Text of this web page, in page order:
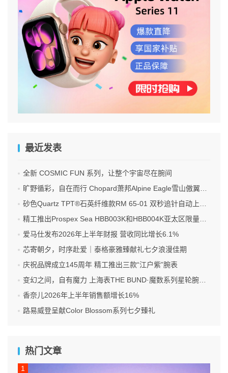
最近发表
全新 COSMIC FUN 系列，让整个宇宙尽在腕间
旷野循彩，自在而行 Chopard萧邦Alpine Eagle雪山傲翼系列时计臻选
砂色Quartz TPT®石英纤维款RM 65-01 双秒追针自动上链计时码表
精工推出Prospex Sea HBB003K和HBB004K亚太区限量版腕表
爱马仕发布2026年上半年财报 营收同比增长6.1%
芯寄朝夕，时序赴爱｜泰格豪雅臻献礼七夕浪漫佳期
庆祝品牌成立145周年 精工推出三款“江户紫”腕表
变幻之间，自有魔力 上海表THE BUND·魔数系列星轮腕表焕新双面登场
香奈儿2026年上半年销售额增长16%
路易威登呈献Color Blossom系列七夕臻礼
热门文章